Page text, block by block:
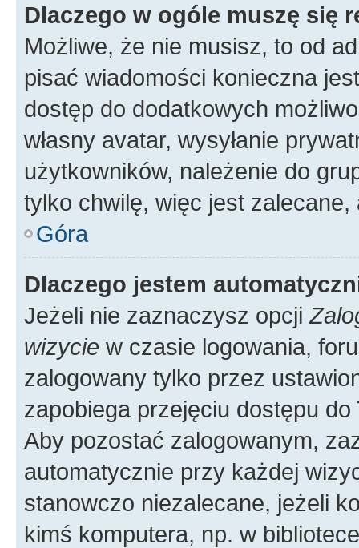
Dlaczego w ogóle muszę się
Możliwe, że nie musisz, to od
pisać wiadomości konieczna
dostęp do dodatkowych
własny avatar, wysyłanie
użytkowników, należenie do
tylko chwilę, więc jest zalecane,
Góra
Dlaczego jestem
Jeżeli nie zaznaczysz opcji
wizycie w czasie logowania,
zalogowany tylko przez
zapobiega przejęciu dostępu
Aby pozostać zalogowanym,
automatycznie przy każdej
stanowczo niezalecane, jeżeli
kimś komputera, np. w